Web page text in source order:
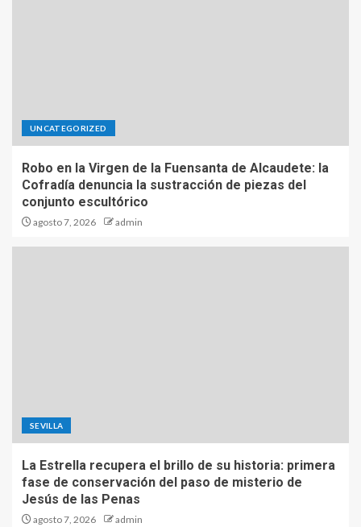
UNCATEGORIZED
Robo en la Virgen de la Fuensanta de Alcaudete: la
Cofradía denuncia la sustracción de piezas del
conjunto escultórico
agosto 7, 2026 admin
SEVILLA
La Estrella recupera el brillo de su historia: primera
fase de conservación del paso de misterio de
Jesús de las Penas
agosto 7, 2026 admin